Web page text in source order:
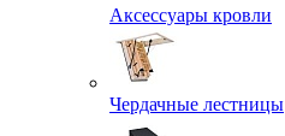
Аксессуары кровли
Чердачные лестницы